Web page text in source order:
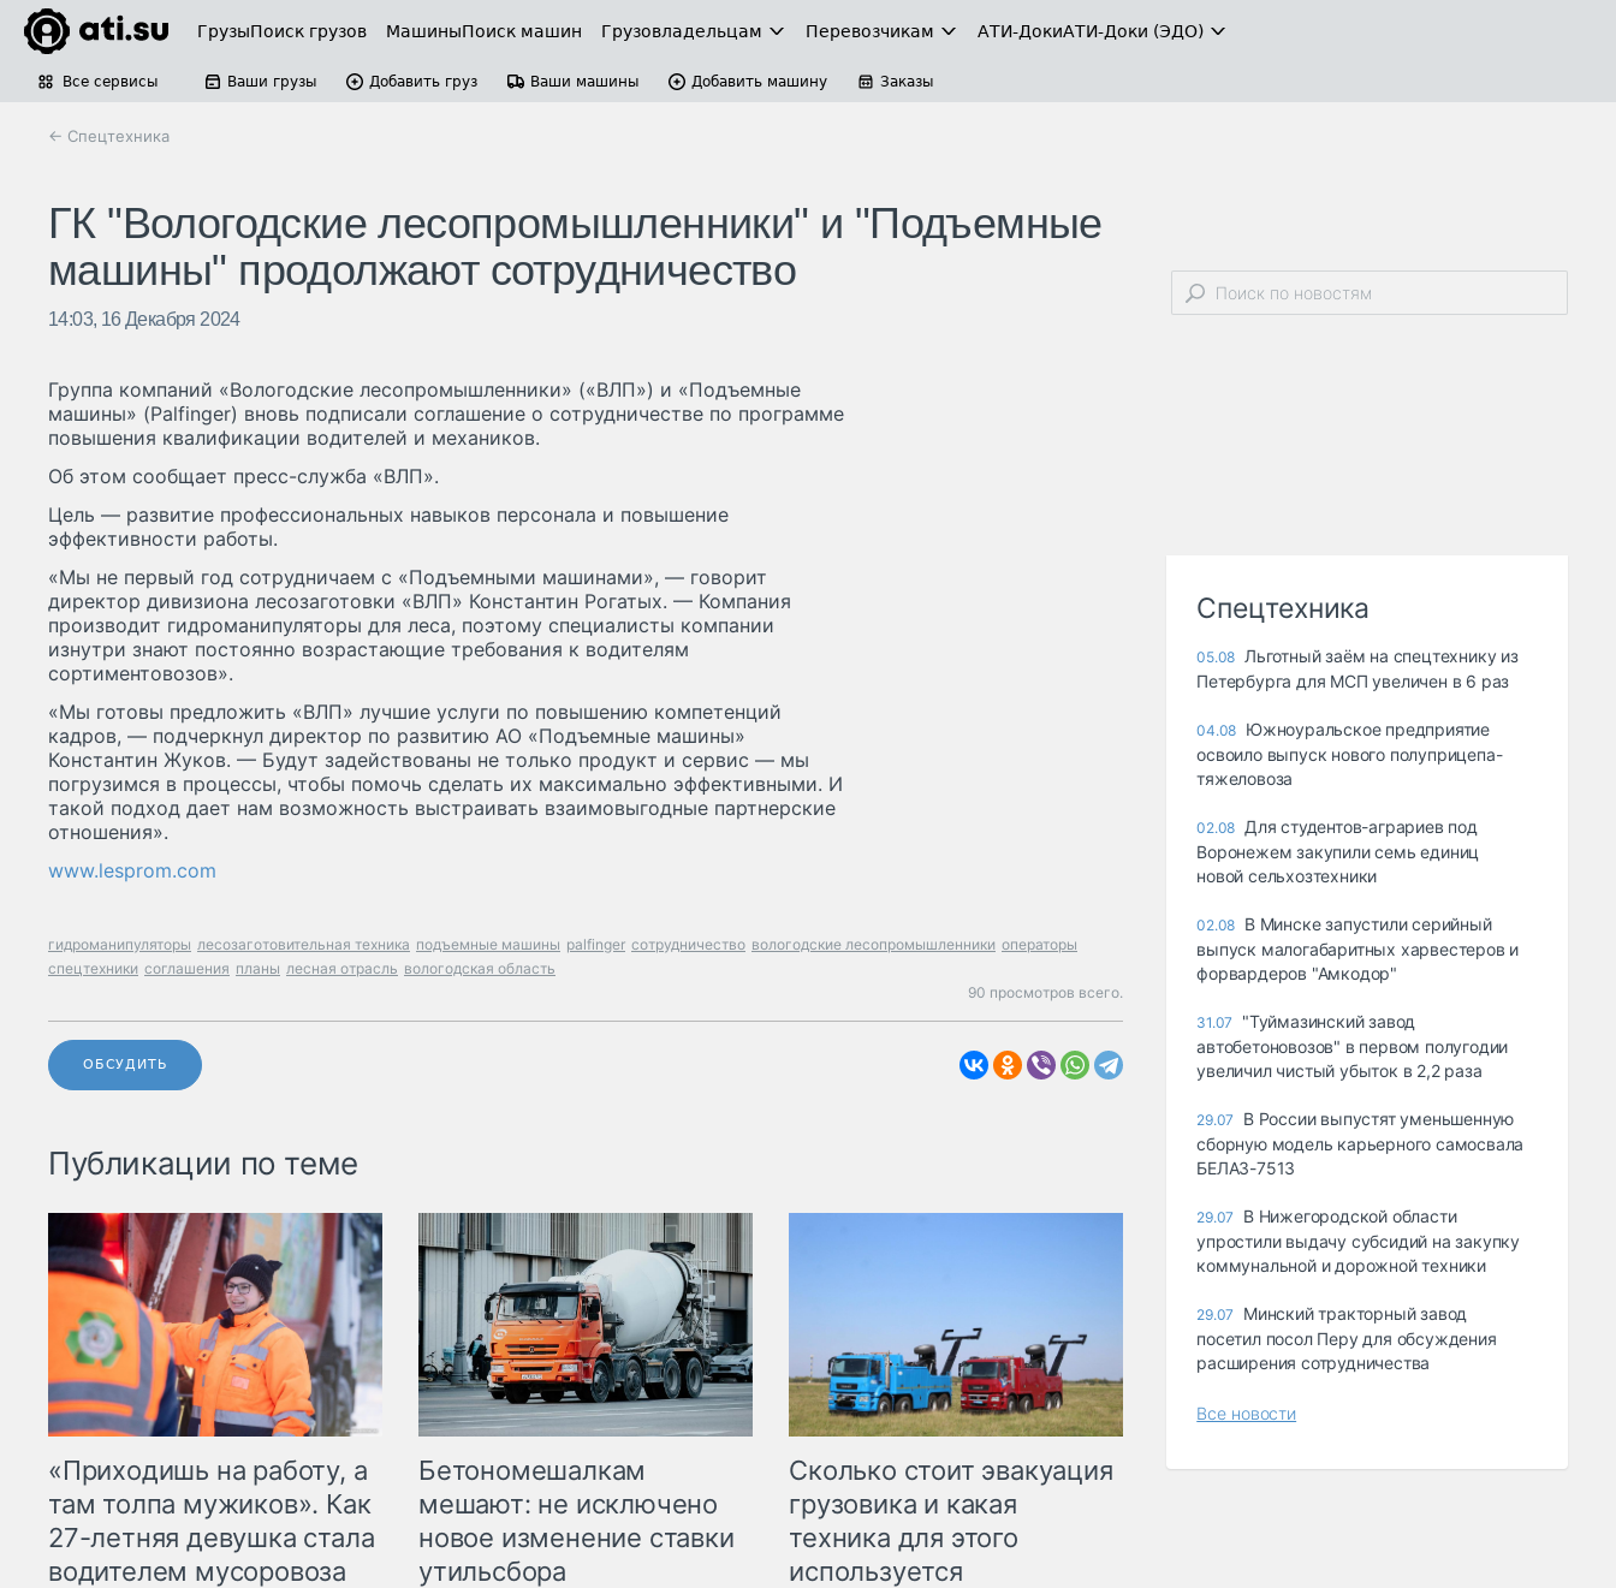
ГрузыПоиск грузов МашиныПоиск машин Грузовладельцам Перевозчикам АТИ-ДокиАТИ-Доки (ЭДО)
Все сервисы Ваши грузы Добавить груз Ваши машины Добавить машину Заказы
← Спецтехника
ГК "Вологодские лесопромышленники" и "Подъемные
машины" продолжают сотрудничество
14:03, 16 Декабря 2024
Группа компаний «Вологодские лесопромышленники» («ВЛП») и «Подъемные
машины» (Palfinger) вновь подписали соглашение о сотрудничестве по программе
повышения квалификации водителей и механиков.
Об этом сообщает пресс-служба «ВЛП».
Цель — развитие профессиональных навыков персонала и повышение
эффективности работы.
«Мы не первый год сотрудничаем с «Подъемными машинами», — говорит
директор дивизиона лесозаготовки «ВЛП» Константин Рогатых. — Компания
производит гидроманипуляторы для леса, поэтому специалисты компании
изнутри знают постоянно возрастающие требования к водителям
сортиментовозов».
«Мы готовы предложить «ВЛП» лучшие услуги по повышению компетенций
кадров, — подчеркнул директор по развитию АО «Подъемные машины»
Константин Жуков. — Будут задействованы не только продукт и сервис — мы
погрузимся в процессы, чтобы помочь сделать их максимально эффективными. И
такой подход дает нам возможность выстраивать взаимовыгодные партнерские
отношения».
www.lesprom.com
гидроманипуляторы лесозаготовительная техника подъемные машины palfinger сотрудничество вологодские лесопромышленники операторы
спецтехники соглашения планы лесная отрасль вологодская область
90 просмотров всего.
ОБСУДИТЬ
Публикации по теме
«Приходишь на работу, а
там толпа мужиков». Как
27-летняя девушка стала
водителем мусоровоза
Бетономешалкам
мешают: не исключено
новое изменение ставки
утильсбора
Сколько стоит эвакуация
грузовика и какая
техника для этого
используется
Спецтехника
05.08 Льготный заём на спецтехнику из
Петербурга для МСП увеличен в 6 раз
04.08 Южноуральское предприятие
освоило выпуск нового полуприцепа-
тяжеловоза
02.08 Для студентов-аграриев под
Воронежем закупили семь единиц
новой сельхозтехники
02.08 В Минске запустили серийный
выпуск малогабаритных харвестеров и
форвардеров "Амкодор"
31.07
"Туймазинский завод
автобетоновозов" в первом полугодии
увеличил чистый убыток в 2,2 раза
29.07
В России выпустят уменьшенную
сборную модель карьерного самосвала
БЕЛАЗ-7513
29.07
В Нижегородской области
упростили выдачу субсидий на закупку
коммунальной и дорожной техники
29.07
Минский тракторный завод
посетил посол Перу для обсуждения
расширения сотрудничества
Все новости